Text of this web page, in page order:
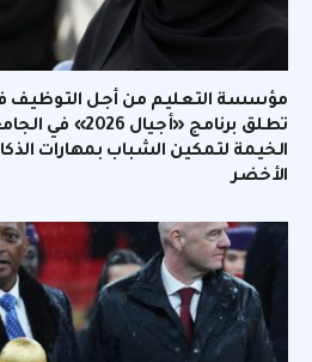
تطلق برنامج
الخيمة لتمكين الشباب بمهارات
الأخضر